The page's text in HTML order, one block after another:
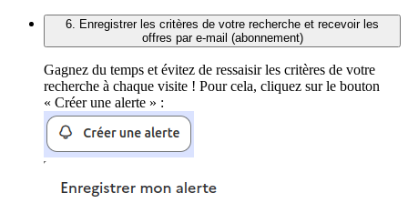
6. Enregistrer les critères de votre recherche et recevoir les
offres par e-mail (abonnement)
Gagnez du temps et évitez de ressaisir les critères de votre
recherche à chaque visite ! Pour cela, cliquez sur le bouton
« Créer une alerte » :